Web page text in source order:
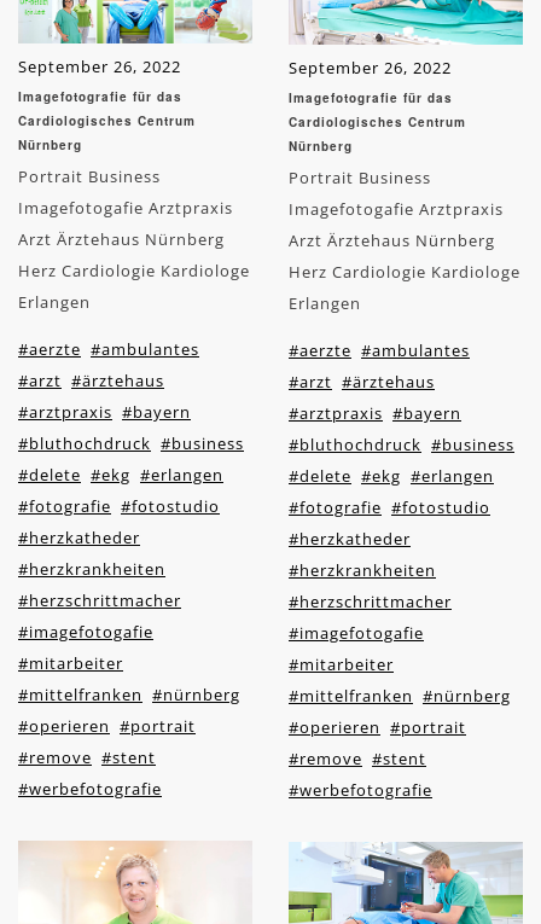
September 26, 2022
Imagefotografie für das
Cardiologisches Centrum
Nürnberg
Portrait Business
Imagefotogafie Arztpraxis
Arzt Ärztehaus Nürnberg
Herz Cardiologie Kardiologe
Erlangen
#aerzte #ambulantes
#arzt #ärztehaus
#arztpraxis #bayern
#bluthochdruck #business
#delete #ekg #erlangen
#fotografie #fotostudio
#herzkatheder
#herzkrankheiten
#herzschrittmacher
#imagefotogafie
#mitarbeiter
#mittelfranken #nürnberg
#operieren #portrait
#remove #stent
#werbefotografie
September 26, 2022
Imagefotografie für das
Cardiologisches Centrum
Nürnberg
Portrait Business
Imagefotogafie Arztpraxis
Arzt Ärztehaus Nürnberg
Herz Cardiologie Kardiologe
Erlangen
#aerzte #ambulantes
#arzt #ärztehaus
#arztpraxis #bayern
#bluthochdruck #business
#delete #ekg #erlangen
#fotografie #fotostudio
#herzkatheder
#herzkrankheiten
#herzschrittmacher
#imagefotogafie
#mitarbeiter
#mittelfranken #nürnberg
#operieren #portrait
#remove #stent
#werbefotografie